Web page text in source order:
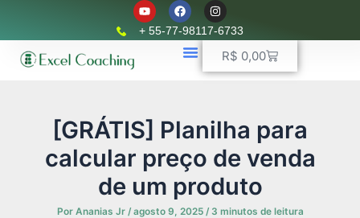
conteúdo
Y
o
u
t
F
a
c
e
b
o
I
n
s
t
r
+ 55-77-98117-6733
R$ 0,00Carrinho
[GRÁTIS] Planilha para
calcular preço de venda
de um produto
Por Ananias Jr /agosto 9, 2025 / 3 minutos de leitura